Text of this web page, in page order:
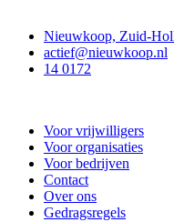
Nieuwkoop, Zuid-
actief@nieuwkoop.nl
14 0172
Voor vrijwilligers
Voor organisaties
Voor bedrijven
Contact
Over ons
Gedragsregels